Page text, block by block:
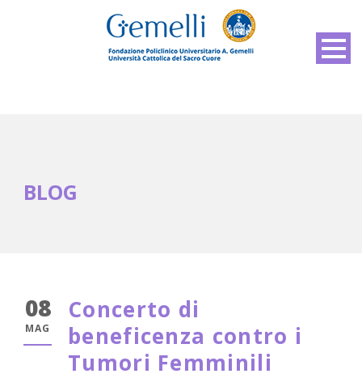
BLOG
08
MAG
Concerto di
beneficenza contro i
Tumori Femminili